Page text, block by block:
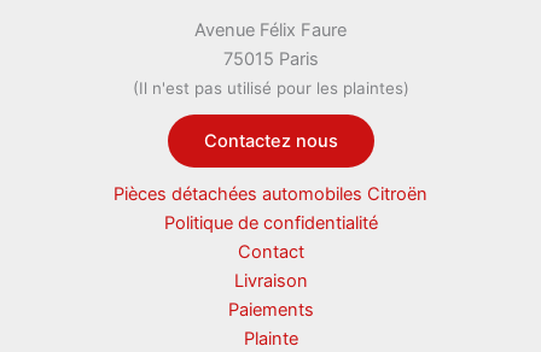
Avenue Félix Faure
75015 Paris
(Il n'est pas utilisé pour les plaintes)
Contactez nous
Pièces détachées automobiles Citroën
Politique de confidentialité
Contact
Livraison
Paiements
Plainte